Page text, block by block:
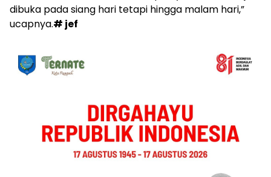
dibuka pada siang hari tetapi hingga malam hari,”
ucapnya.# jef